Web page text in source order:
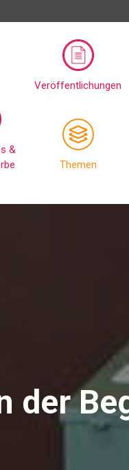
Veröffentlichungen
&
Themen
der